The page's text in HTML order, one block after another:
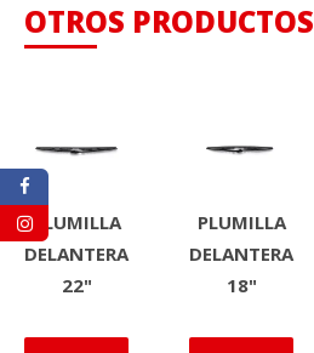
OTROS PRODUCTOS
PLUMILLA
DELANTERA
22"
PLUMILLA
DELANTERA
18"